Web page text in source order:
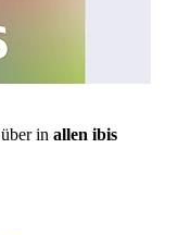
über in allen ibis